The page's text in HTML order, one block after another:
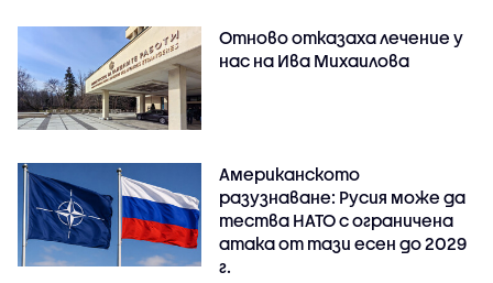
Отново отказаха лечение у
нас на Ива Михаилова
Американското
разузнаване: Русия може да
тества НАТО с ограничена
атака от тази есен до 2029
г.